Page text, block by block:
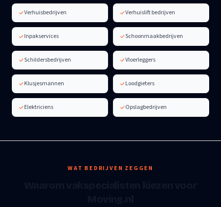
Verhuisbedrijven Verhuislift bedrijven
Inpakservices Schoonmaakbedrijven
Schildersbedrijven Vloerleggers
Klusjesmannen Loodgieters
Elektriciens Opslagbedrijven
WAT BEDRIJVEN ZEGGEN